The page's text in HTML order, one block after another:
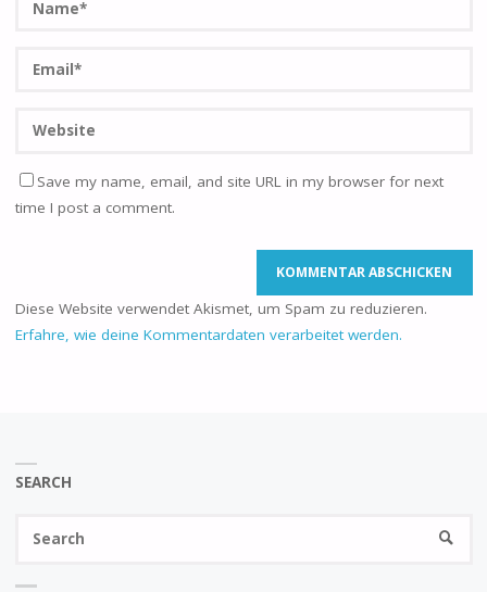
Save my name, email, and site URL in my browser for next
time I post a comment.
Diese Website verwendet Akismet, um Spam zu reduzieren.
Erfahre, wie deine Kommentardaten verarbeitet werden.
SEARCH